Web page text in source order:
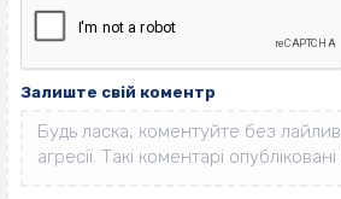
Залиште свій коментр